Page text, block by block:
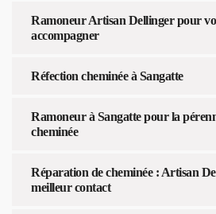
Ramoneur Artisan Dellinger pour
accompagner
Réfection cheminée à Sangatte
Ramoneur à Sangatte pour la
cheminée
Réparation de cheminée : Artisan
meilleur contact